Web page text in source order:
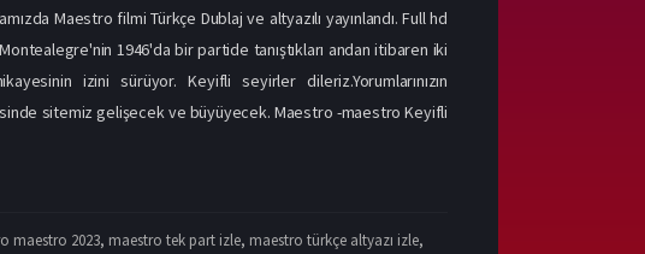
Maestro filmi Türkçe Dublaj ve altyazılı yayınlandı. Full hd
1946'da bir partide tanıştıkları andan itibaren iki
izini sürüyor. Keyifli seyirler dileriz.Yorumlarınızın
sitemiz gelişecek ve büyüyecek. Maestro -maestro Keyifli
maestro 2023, maestro tek part izle, maestro türkçe altyazı izle,